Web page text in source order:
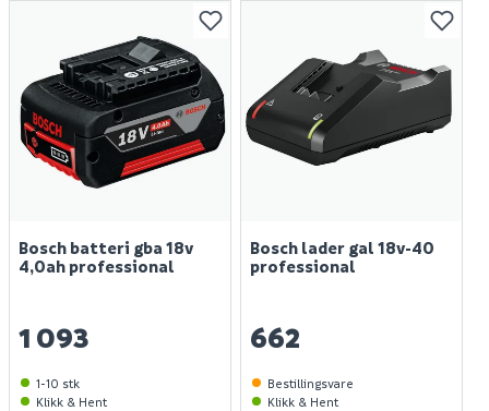
Bosch batteri gba 18v
4,0ah professional
1 093
1-10 stk
Klikk & Hent
Bosch lader gal 18v-40
professional
662
Bestillingsvare
Klikk & Hent